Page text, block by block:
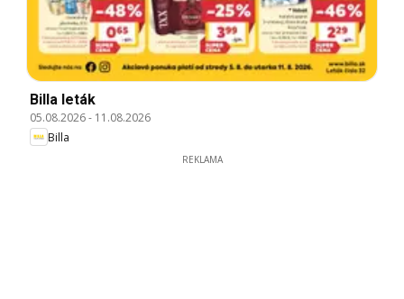
Billa leták
05.08.2026- 11.08.2026
Billa
REKLAMA